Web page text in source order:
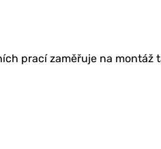
prací zaměřuje na